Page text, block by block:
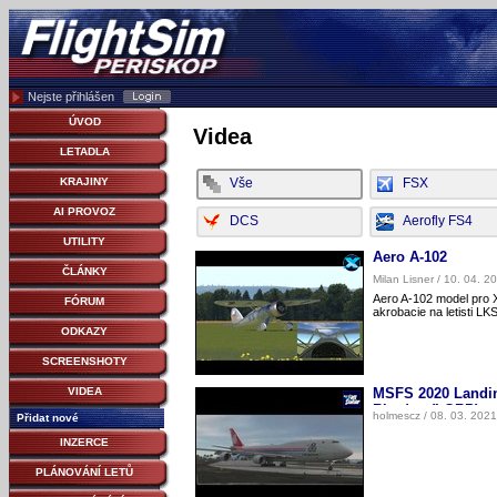
Nejste přihlášen
ÚVOD
LETADLA
KRAJINY
AI PROVOZ
UTILITY
ČLÁNKY
FÓRUM
ODKAZY
SCREENSHOTY
VIDEA
Přidat nové
INZERCE
PLÁNOVÁNÍ LETŮ
Videa
Vše FSX
DCS Aerofly FS4
Aero A-102
Milan Lisner / 10. 04.
Aero A-102 model pro
akrobacie na letisti
MSFS 2020
Rhodos (LGRP)
holmescz / 08. 03. 2021